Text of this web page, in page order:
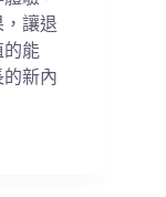
讓退
能
新內